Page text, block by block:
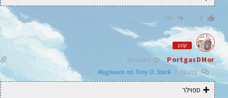
0 הגב
קפטן
PortgasDMor
בתגובה לMugiwara no Tony D. Stark
ספוילר